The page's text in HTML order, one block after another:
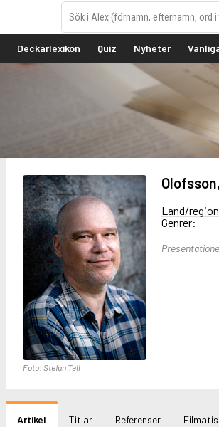
Deckarlexikon Quiz Nyheter
Foto: Stefan Tell
Land/
Genrer:
Artikel Titlar Referenser